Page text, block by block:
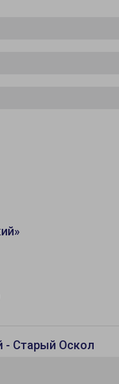
- Старый Оскол